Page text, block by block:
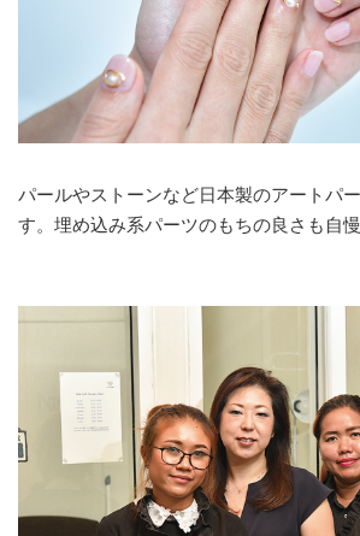
パールやストーンなど日本製のアートパ
す。埋め込み系パーツのもちの良さも自慢